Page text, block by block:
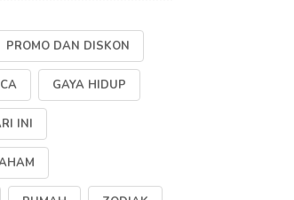
PROMO DAN DISKON
GAYA HIDUP
INI